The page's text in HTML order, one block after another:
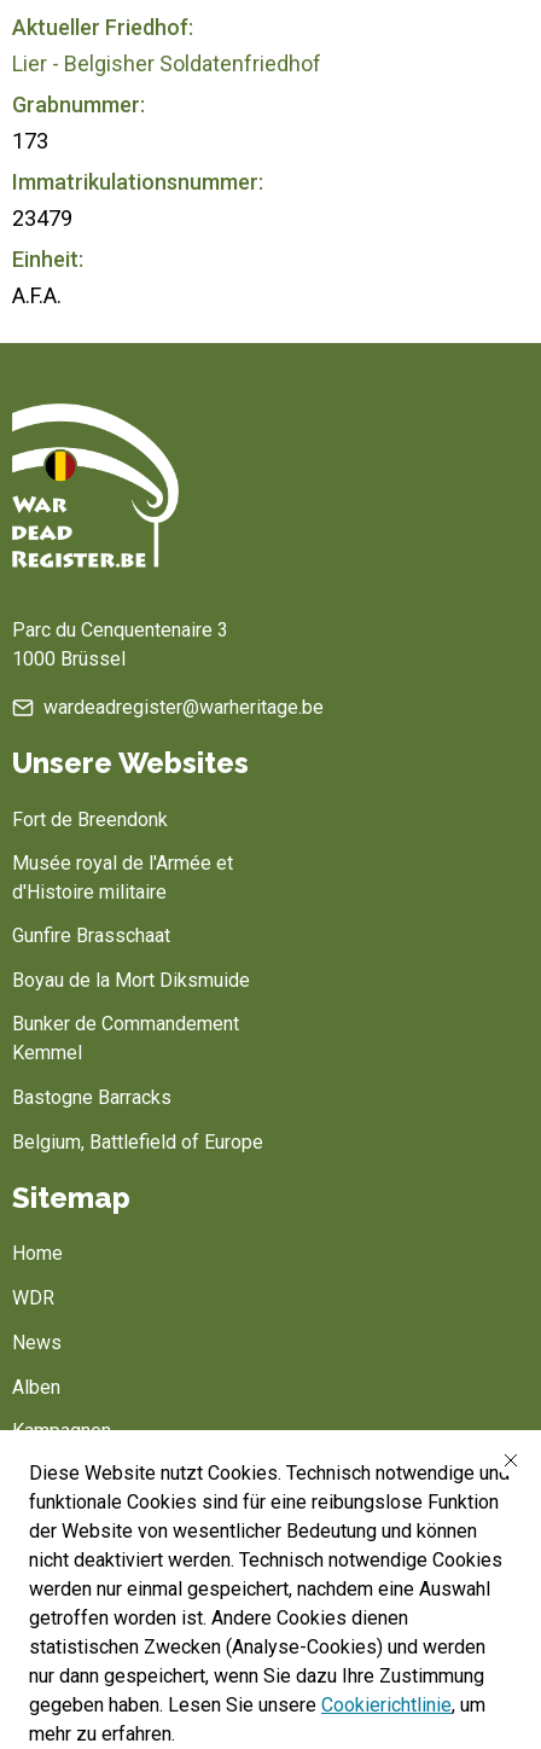
Diese Website nutzt Cookies. Technisch notwendige und
funktionale Cookies sind für eine reibungslose Funktion
der Website von wesentlicher Bedeutung und können
nicht deaktiviert werden. Technisch notwendige Cookies
werden nur einmal gespeichert, nachdem eine Auswahl
getroffen worden ist. Andere Cookies dienen
statistischen Zwecken (Analyse-Cookies) und werden
nur dann gespeichert, wenn Sie dazu Ihre Zustimmung
gegeben haben. Lesen Sie unsere Cookierichtlinie, um
mehr zu erfahren.
Aktueller Friedhof:
Lier - Belgisher Soldatenfriedhof
Grabnummer:
173
Immatrikulationsnummer:
23479
Einheit:
A.F.A.
Parc du Cenquentenaire 3
1000 Brüssel
wardeadregister@warheritage.be
Unsere Websites
Fort de Breendonk
Musée royal de l'Armée et
d'Histoire militaire
Gunfire Brasschaat
Boyau de la Mort Diksmuide
Bunker de Commandement
Kemmel
Bastogne Barracks
Belgium, Battlefield of Europe
Sitemap
Home
WDR
News
Alben
Kampagnen
Friedhöfe
Belgische Armee
Machen Sie mit
Folgen Sie uns
War Heritage Institute
Belgium, Battlefield of Europe